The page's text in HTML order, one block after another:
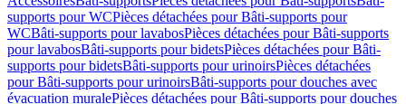
supports pour WCPièces détachées pour Bâti-supports pour
WCBâti-supports pour lavabosPièces détachées pour Bâti-supports
pour lavabosBâti-supports pour bidetsPièces détachées pour Bâti-
supports pour bidetsBâti-supports pour urinoirsPièces détachées
pour Bâti-supports pour urinoirsBâti-supports pour douches avec
évacuation muralePièces détachées pour Bâti-supports pour douches